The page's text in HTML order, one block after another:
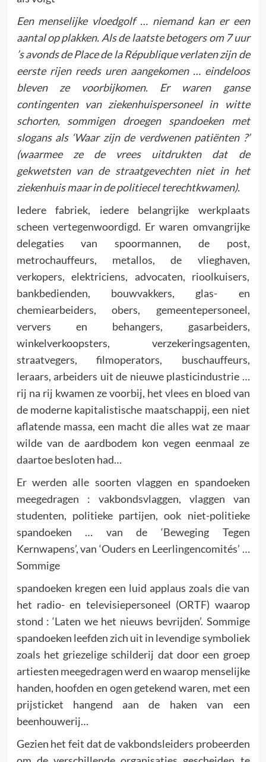
Een menselijke vloedgolf … niemand kan er een
aantal op plakken. Als de laatste betogers om 7 uur
’s avonds de Place de la République verlaten zijn de
eerste rijen reeds uren aangekomen … eindeloos
bleven ze voorbijkomen. Er waren ganse
contingenten van ziekenhuispersoneel in witte
schorten, sommigen droegen spandoeken met
slogans als ‘Waar zijn de verdwenen patiënten ?’
(waarmee ze de vrees uitdrukten dat de
gekwetsten van de straatgevechten niet in het
zieken­huis maar in de politiecel terechtkwamen).
Iedere fabriek, iedere belangrijke werkplaats
scheen vertegen­woordigd. Er waren omvangrijke
delegaties van spoormannen, de post,
metrochauffeurs, metallos, de vlieghaven,
verkopers, elektriciens, advocaten, rioolkuisers,
bankbedienden, bouwvak­kers, glas- en
chemiearbeiders, obers, gemeentepersoneel,
ververs en behangers, gasarbeiders,
winkelverkoopsters, verze­keringsagenten,
straatvegers, filmoperators, buschauf­feurs,
leraars, arbeiders uit de nieuwe plasticindustrie …
rij na rij kwamen ze voorbij, het vlees en bloed van
de moder­ne kapitalistische maatschappij, een niet
aflatende massa, een macht die alles wat ze maar
wilde van de aardbodem kon vegen eenmaal ze
daartoe besloten had…
Er werden alle soorten vlaggen en spandoeken
meegedragen : vakbondsvlaggen, vlaggen van
studenten, politieke partijen, ook niet-politieke
spandoeken … van de ‘Beweging Tegen
Kernwapens’, van ‘Ouders en Leerlingencomités’ …
Sommige
spandoeken kregen een luid applaus zoals die van
het radio- en televisiepersoneel (ORTF) waarop
stond : ‘Laten we het nieuws bevrij­den’. Sommige
spandoeken leefden zich uit in levendige symboliek
zoals het griezelige schilderij dat door een groep
artiesten meegedragen werd en waarop menselijke
handen, hoof­den en ogen getekend waren, met een
prijsticket hangend aan de haken van een
beenhouwerij…
Gezien het feit dat de vakbondsleiders probeerden